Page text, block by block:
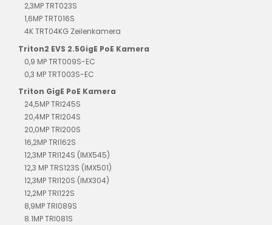
2,3MP TRT023S
1,6MP TRT016S
4K TRT04KG Zeilenkamera
Triton2 EVS 2.5GigE PoE Kamera
0,9 MP TRT009S-EC
0,3 MP TRT003S-EC
Triton GigE PoE Kamera
24,5MP TRI245S
20,4MP TRI204S
20,0MP TRI200S
16,2MP TRI162S
12,3MP TRI124S (IMX545)
12,3 MP TRS123S (IMX501)
12,3MP TRI120S (IMX304)
12,2MP TRI122S
8,9MP TRI089S
8.1MP TRI081S